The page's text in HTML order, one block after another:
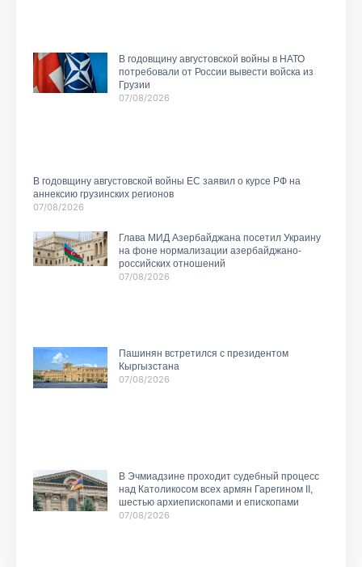
В годовщину августовской войны в НАТО
потребовали от России вывести войска из
Грузии
07/08/2026
В годовщину августовской войны ЕС заявил о курсе РФ на
аннексию грузинских регионов
07/08/2026
Глава МИД Азербайджана посетил Украину
на фоне нормализации азербайджано-
российских отношений
07/08/2026
Пашинян встретился с президентом
Кыргызстана
07/08/2026
В Эчмиадзине проходит судебный процесс
над Католикосом всех армян Гарегином II,
шестью архиепископами и епископами
07/08/2026